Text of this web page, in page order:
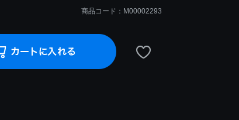
商品コード：M00002293